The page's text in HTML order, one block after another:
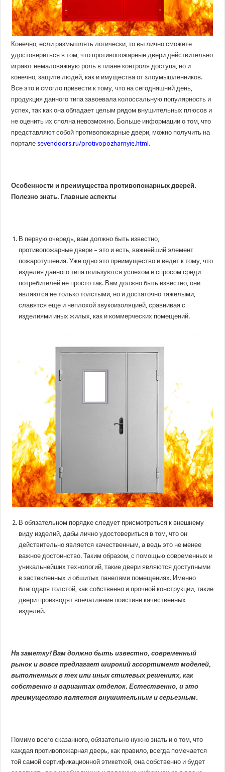
Конечно, если размышлять логически, то вы лично сможете
удостовериться в том, что противопожарные двери действительно
играют немаловажную роль в плане контроля доступа, но и
конечно, защите людей, как и имущества от злоумышленников.
Все это и смогло привести к тому, что на сегодняшний день,
продукция данного типа завоевала колоссальную популярность и
успех, так как она обладает целым рядом внушительных плюсов и
не оценить их сполна невозможно. Больше информации о том, что
представляют собой противопожарные двери, можно получить на
портале sevendoors.ru/protivopozharnyie.html .
Особенности и преимущества противопожарных дверей.
Полезно знать. Главные аспекты
В первую очередь, вам должно быть известно,
противопожарные двери – это и есть, важнейший элемент
пожаротушения. Уже одно это преимущество и ведет к тому, что
изделия данного типа пользуются успехом и спросом среди
потребителей не просто так. Вам должно быть известно, они
являются не только толстыми, но и достаточно тяжелыми,
славятся еще и неплохой звукоизоляцией, сравнивая с
изделиями иных жилых, как и коммерческих помещений.
В обязательном порядке следует присмотреться к внешнему
виду изделий, дабы лично удостовериться в том, что он
действительно является качественным, а ведь это не менее
важное достоинство. Таким образом, с помощью современных и
уникальнейших технологий, такие двери являются доступными
в застекленных и обшитых панелями помещениях. Именно
благодаря толстой, как собственно и прочной конструкции, такие
двери производят впечатление поистине качественных
изделий.
На заметку! Вам должно быть известно, современный
рынок и вовсе предлагает широкий ассортимент моделей,
выполненных в тех или иных стилевых решениях, как
собственно и вариантах отделок. Естественно, и это
преимущество является внушительным и серьезным.
Помимо всего сказанного, обязательно нужно знать и о том, что
каждая противопожарная дверь, как правило, всегда помечается
той самой сертификационной этикеткой, она собственно и будет